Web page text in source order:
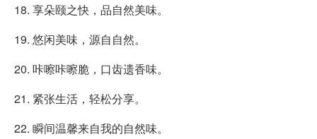
18. 享朵颐之快，品自然美味。
19. 悠闲美味，源自自然。
20. 咔嚓咔嚓脆，口齿遗香味。
21. 紧张生活，轻松分享。
22. 瞬间温馨来自我的自然味。